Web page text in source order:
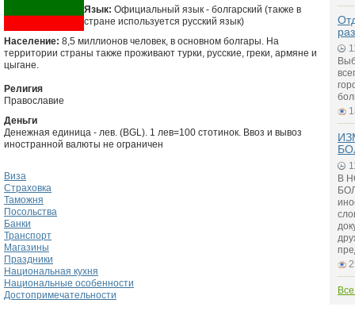
Язык: Официальный язык - болгарский (также в
стране используется русский язык)
Население: 8,5 миллионов человек, в основном болгары. На
территории страны также проживают турки, русские, греки, армяне и
цыгане.
Религия
Православие
Деньги
Денежная единица - лев. (BGL). 1 лев=100 стотинок. Ввоз и вывоз
иностранной валюты не ограничен
Виза
Страховка
Таможня
Посольства
Банки
Транспорт
Магазины
Праздники
Национальная кухня
Национальные особенности
Достопримечательности
В